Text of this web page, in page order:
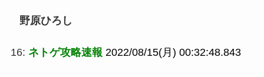
野原ひろし
16: ネトゲ攻略速報 2022/08/15(月) 00:32:48.843